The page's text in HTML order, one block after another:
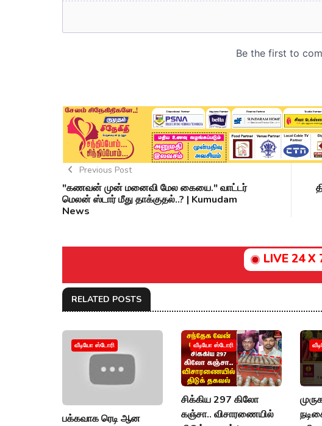
Previous Post
"கணவன் முன் மனைவி மேல கையை." வாட்டர்
மெலன் ஸ்டார் மீது தாக்குதல்..? | Kumudam
News
LIVE 24 X
RELATED POSTS
வீடியோ ஸ்டோரி
பக்கவாக ரெடி ஆன
வீடியோ ஸ்டோரி
சிக்கிய 297 கிலோ
கஞ்சா.. விசாரணையில்